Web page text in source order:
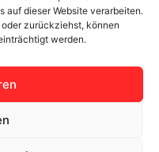
auf dieser Website verarbeiten.
zurückziehst, können
werden.